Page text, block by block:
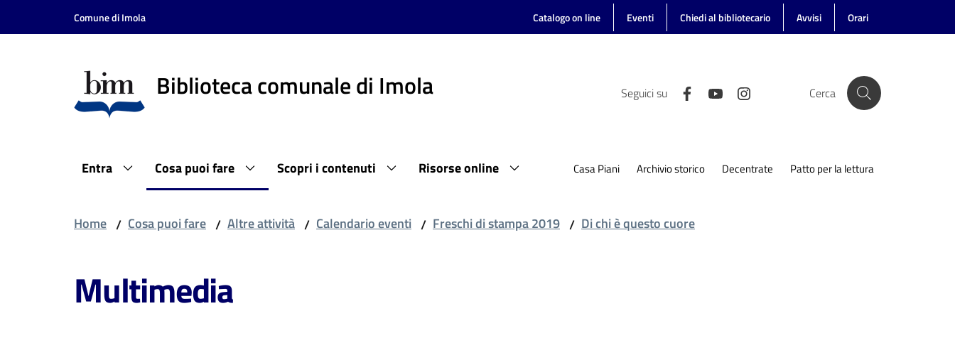
Vai al contenuto
Vai alla navigazione
Comune di Imola Catalogo on line Eventi Chiedi al bibliotecario Avvisi Orari
Biblioteca comunale di Imola Seguici su Cerca
Entra Cosa puoi fare Scopri i contenuti Risorse online Casa Piani Archivio storico Decentrate Patto per la lettura
Home / Cosa puoi fare / Altre attività / Calendario eventi / Freschi di stampa 2019 / Di chi è questo cuore
Multimedia